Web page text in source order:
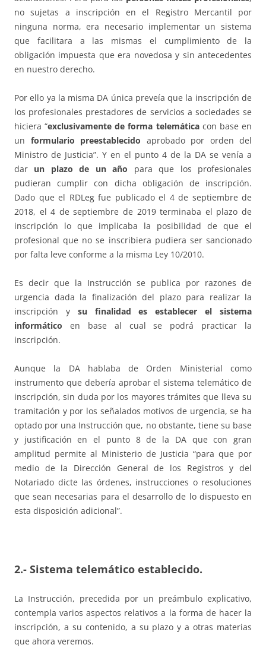
no sujetas a inscripción en el Registro Mercantil por
ninguna norma, era necesario implementar un sistema
que facilitara a las mismas el cumplimiento de la
obligación impuesta que era novedosa y sin antecedentes
en nuestro derecho.
Por ello ya la misma DA única preveía que la inscripción de
los profesionales prestadores de servicios a sociedades se
hiciera “exclusivamente de forma telemáticacon base en
un formulario preestablecido aprobado por orden del
Ministro de Justicia”. Y en el punto 4 de la DA se venía a
dar un plazo de un año para que los profesionales
pudieran cumplir con dicha obligación de inscripción.
Dado que el RDLeg fue publicado el 4 de septiembre de
2018, el 4 de septiembre de 2019 terminaba el plazo de
inscripción lo que implicaba la posibilidad de que el
profesional que no se inscribiera pudiera ser sancionado
por falta leve conforme a la misma Ley 10/2010.
Es decir que la Instrucción se publica por razones de
urgencia dada la finalización del plazo para realizar la
inscripción y su finalidad es establecer el sistema
informático en base al cual se podrá practicar la
inscripción.
Aunque la DA hablaba de Orden Ministerial como
instrumento que debería aprobar el sistema telemático de
inscripción, sin duda por los mayores trámites que lleva su
tramitación y por los señalados motivos de urgencia, se ha
optado por una Instrucción que, no obstante, tiene su base
y justificación en el punto 8 de la DA que con gran
amplitud permite al Ministerio de Justicia “para que por
medio de la Dirección General de los Registros y del
Notariado dicte las órdenes, instrucciones o resoluciones
que sean necesarias para el desarrollo de lo dispuesto en
esta disposición adicional”.
2.- Sistema telemático establecido.
La Instrucción, precedida por un preámbulo explicativo,
contempla varios aspectos relativos a la forma de hacer la
inscripción, a su contenido, a su plazo y a otras materias
que ahora veremos.